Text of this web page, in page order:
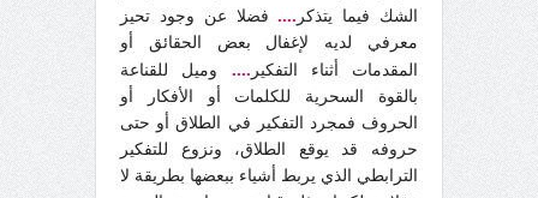
الشك فيما يتذكر ....فضلا عن وجود تحيز
معرفي لديه لإغفال بعض الحقائق أو
المقدمات أثناء التفكير .... وميل للقناعة
بالقوة السحرية للكلمات أو الأفكار أو
الحروف فمجرد التفكير في الطلاق أو حتى
حروفه قد يوقع الطلاق، ونزوع للتفكير
الترابطي الذي يربط أشياء ببعضها بطريقة لا